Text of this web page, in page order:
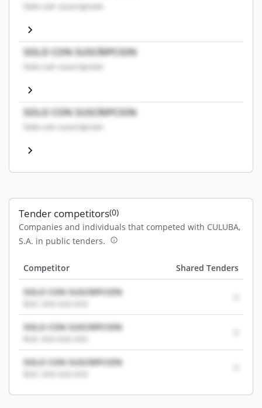
Solo con suscripcion
SOLO CON SUSCRIPCION
Solo con suscripcion
SOLO CON SUSCRIPCION
Solo con suscripcion
Tender competitors(0)
Companies and individuals that competed with CULUBA,
S.A. in public tenders.
Competitor Shared Tenders
SOLO CON SUSCRIPCION
SOLO CON SUSCRIPCION
SOLO CON SUSCRIPCION